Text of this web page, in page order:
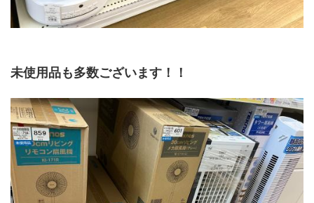
未使用品も多数ございます！！